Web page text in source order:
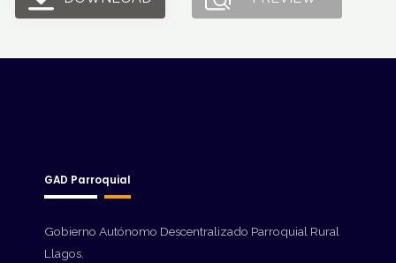
GAD Parroquial
Gobierno Autónomo Descentralizado Parroquial Rural
Llagos.